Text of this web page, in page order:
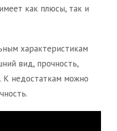
как плюсы, так и
характеристикам
вид, прочность,
К недостаткам можно